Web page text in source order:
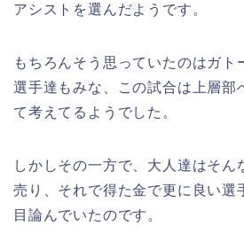
アシストを選んだようです。
もちろんそう思っていたのはガト
選手達もみな、この試合は上層部
て考えてるようでした。
しかしその一方で、大人達はそん
売り、それで得た金で更に良い選
目論んでいたのです。